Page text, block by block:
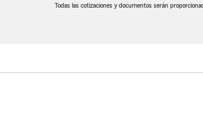
de
de
Todas las cotizaciones y documentos serán